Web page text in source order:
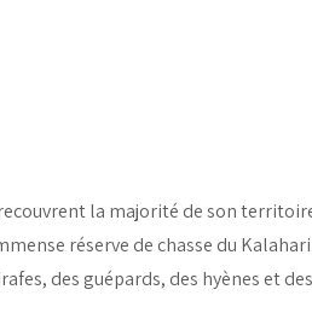
la majorité de son
réserve de chasse du
des guépards, des hyènes et